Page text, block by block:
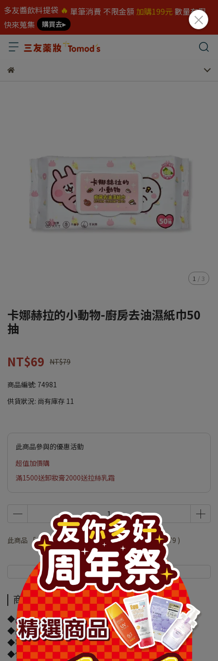
多友醬飲料提袋 🔥 單筆消費 不限金額 加購199元 數量有限
快來蒐集
購買去▸
1 / 3
卡娜赫拉的小動物-廚房去油濕紙巾50
抽
NT$69 NT$79
商品編號: 74981
供貨狀況: 尚有庫存 11
此商品參與的優惠活動
超值加價購
滿1500送卸妝膏2000送拉絲乳霜
此商品 「 最高 」可以折抵紅利15800點 (約等於NT$79 )
商品介紹 規格說明
商品介紹
◆品牌名稱：
◆品名：卡娜赫拉的小動物-廚房去油濕紙巾50抽
◆容量/規格：550g
◆保存期限(天)：1095天